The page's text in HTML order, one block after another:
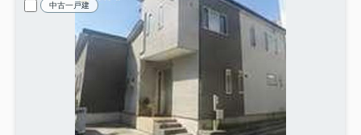
中古一戸建